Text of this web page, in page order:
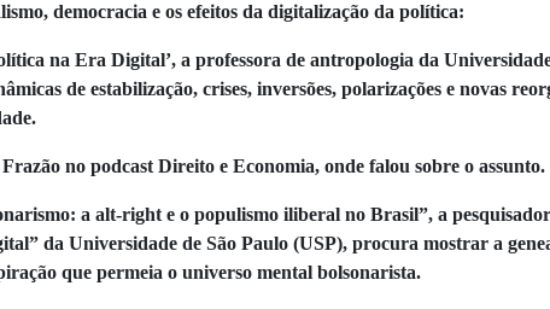
democracia e os efeitos da digitalização da política:
na Era Digital’, a professora de antropologia da
de estabilização, crises, inversões, polarizações e novas
no podcast Direito e Economia, onde falou sobre o assunto.
a alt-right e o populismo iliberal no Brasil”, a
da Universidade de São Paulo (USP), procura mostrar a
que permeia o universo mental bolsonarista.